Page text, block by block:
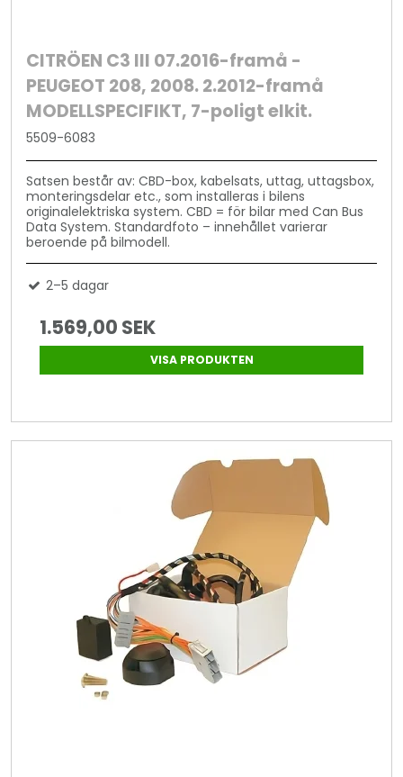
CITRÖEN C3 III 07.2016-framå -
PEUGEOT 208, 2008. 2.2012-framå
MODELLSPECIFIKT, 7-poligt elkit.
5509-6083
Satsen består av: CBD-box, kabelsats, uttag, uttagsbox,
monteringsdelar etc., som installeras i bilens
originalelektriska system. CBD = för bilar med Can Bus
Data System. Standardfoto – innehållet varierar
beroende på bilmodell.
2–5 dagar
1.569,00 SEK
VISA PRODUKTEN